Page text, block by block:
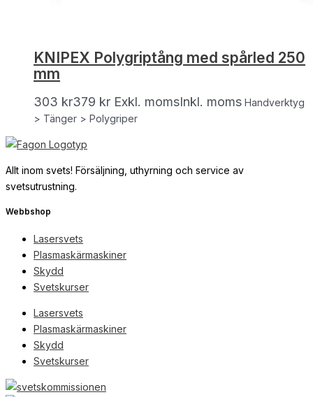
KNIPEX Polygriptång med spårled 250
mm
303 kr379 kr Exkl. momsInkl. moms Handverktyg
> Tänger > Polygriper
Allt inom svets! Försäljning, uthyrning och service av
svetsutrustning.
Webbshop
Lasersvets
Plasmaskärmaskiner
Skydd
Svetskurser
Lasersvets
Plasmaskärmaskiner
Skydd
Svetskurser